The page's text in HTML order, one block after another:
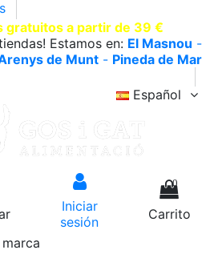
gratuitos a partir de 39 €
Estamos en: El Masnou -
de Munt - Pineda de Mar
Español
Iniciar
sesión
0
Carrito